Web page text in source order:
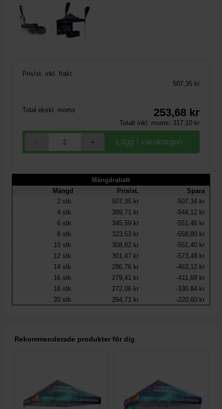
Pris/st. inkl. frakt
507,35 kr
Total ekskl. moms 253,68 kr
Totalt inkl. moms: 317,10 kr
- +
Mängdrabatt
Mängd
Pris/st.
Spara
2stk. 507,35 kr
-507,34 kr
4stk. 389,71 kr
-544,12 kr
6stk. 345,59 kr
-551,46 kr
8stk. 323,53 kr
-558,80 kr
10stk. 308,82 kr
-551,40 kr
12stk. 301,47 kr
-573,48 kr
14stk. 286,76 kr
-463,12 kr
16stk. 279,41 kr
-411,68 kr
18stk. 272,06 kr
-330,84 kr
20stk. 264,71 kr -220,60 kr
Rekommenderade produkter för dig